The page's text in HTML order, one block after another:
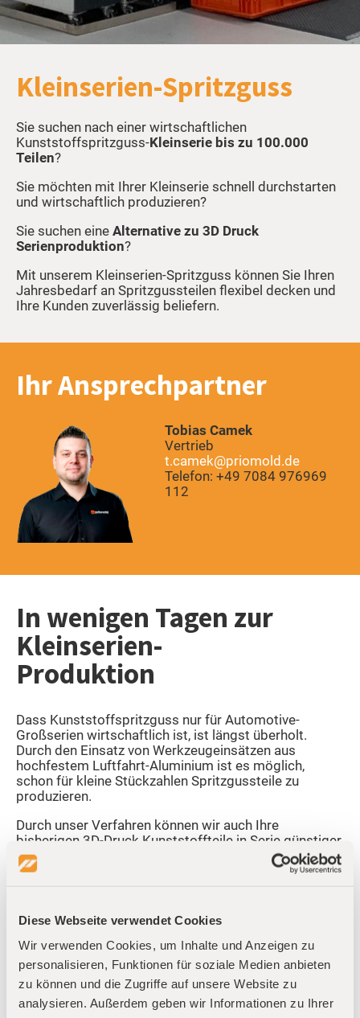
Diese Webseite verwendet Cookies
Wir verwenden Cookies, um Inhalte und Anzeigen zu
personalisieren, Funktionen für soziale Medien anbieten
zu können und die Zugriffe auf unsere Website zu
analysieren. Außerdem geben wir Informationen zu Ihrer
Kleinserien-Spritzguss
Sie suchen nach einer wirtschaftlichen
Kunststoffspritzguss-Kleinserie bis zu 100.000
Teilen
Sie möchten mit Ihrer Kleinserie schnell durchstarten
und wirtschaftlich produzieren
Sie suchen eine Alternative zu 3D Druck
Serienproduktion
Mit unserem Kleinserien-Spritzguss können Sie Ihren
Jahresbedarf an Spritzgussteilen flexibel decken und
Ihre Kunden zuverlässig beliefern.
Ihr Ansprechpartner
Tobias Camek
Vertrieb
t.camek@priomold.de
Telefon: +49 7084 976969
112
In wenigen Tagen zur
Kleinserien-
Produktion
Dass Kunststoffspritzguss nur für Automotive-
Großserien wirtschaftlich ist, ist längst überholt.
Durch den Einsatz von Werkzeugeinsätzen aus
hochfestem Luftfahrt-Aluminium ist es möglich,
schon für kleine Stückzahlen Spritzgussteile zu
produzieren.
Durch unser Verfahren können wir auch Ihre
bisherigen 3D-Druck Kunststoffteile in Serie günstiger
und schneller produzieren. Wir Unterstützen Sie
ebenfalls dabei Ihre Bauteilgeometrie für Spritzguss